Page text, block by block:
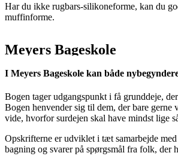
Har du ikke rugbars-silikoneforme, kan du
muffinforme.
Meyers Bageskole
I Meyers Bageskole kan både
Bogen tager udgangspunkt i få grunddeje,
Bogen henvender sig til dem, der bare gerne
vide, hvorfor surdejen skal have mindst lige
Opskrifterne er udviklet i tæt samarbejde
bagning og svarer på spørgsmål fra folk, der